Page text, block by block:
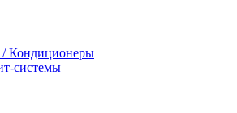
Кондиционеры
системы